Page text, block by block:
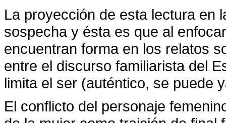
La proyección de esta lectura en
sospecha y ésta es que al
encuentran forma en los relatos
entre el discurso familiarista del
limita el ser (auténtico, se puede
El conflicto del personaje